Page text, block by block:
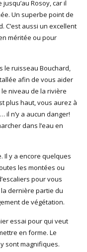
Rosoy, car il
Un superbe point de
C’est aussi un excellent
méritée ou pour
le ruisseau Bouchard,
afin de vous aider
niveau de la rivière
plus haut, vous aurez à
il n’y a aucun danger!
dans l’eau en
Il y a encore quelques
les montées ou
pour vous
dernière partie du
de végétation.
essai pour qui veut
en forme. Le
sont magnifiques.